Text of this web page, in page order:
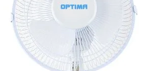
Оборудование для работ на
высоте
Пневматика, Гидравлика
Промышленная химия
Распродажа